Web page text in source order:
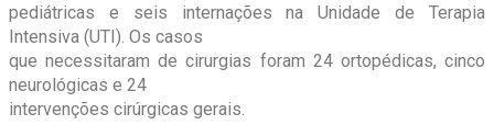
pediátricas e seis internações na Unidade de Terapia
Intensiva (UTI). Os casos
que necessitaram de cirurgias foram 24 ortopédicas, cinco
neurológicas e 24
intervenções cirúrgicas gerais.